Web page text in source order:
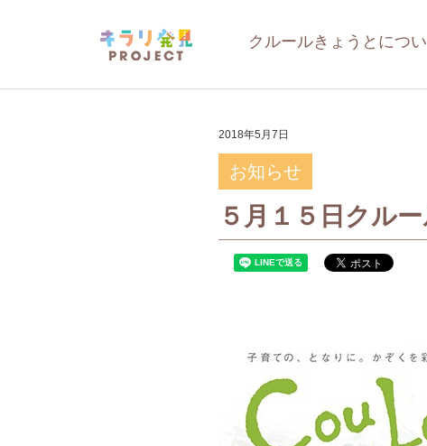
クルールきょうとにつ
2018年5月7日
お知らせ
５月１５日クル